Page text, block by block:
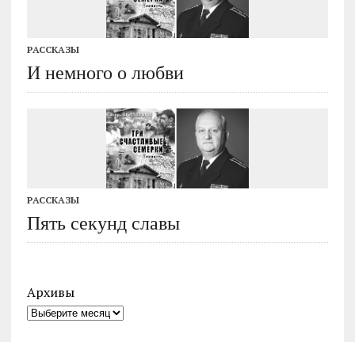
РАССКАЗЫ
И немного о любви
РАССКАЗЫ
Пять секунд славы
Архивы